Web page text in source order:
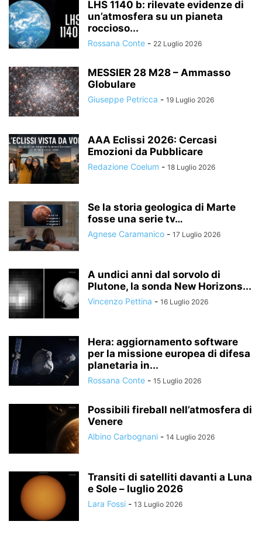
LHS 1140 b: rilevate evidenze di
un’atmosfera su un pianeta
roccioso...
Rossana Conte - 22 Luglio 2026
MESSIER 28 M28 – Ammasso
Globulare
Giuseppe Petricca - 19 Luglio 2026
AAA Eclissi 2026: Cercasi
Emozioni da Pubblicare
Redazione Coelum - 18 Luglio 2026
Se la storia geologica di Marte
fosse una serie tv…
Agnese Caramanico - 17 Luglio 2026
A undici anni dal sorvolo di
Plutone, la sonda New Horizons...
Vincenzo Pettina - 16 Luglio 2026
Hera: aggiornamento software
per la missione europea di difesa
planetaria in...
Rossana Conte - 15 Luglio 2026
Possibili fireball nell’atmosfera di
Venere
Albino Carbognani - 14 Luglio 2026
Transiti di satelliti davanti a Luna
e Sole – luglio 2026
Lara Fossi - 13 Luglio 2026